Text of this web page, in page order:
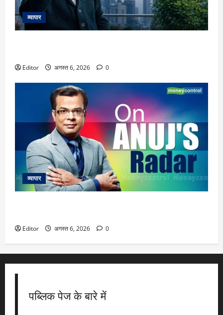
व्यापार
Editor अगस्त 6, 2026 0
व्यापार
Editor अगस्त 6, 2026 0
पब्लिक पेज के बारे में